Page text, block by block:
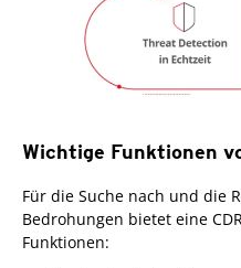
Wichtige Funktionen
Für die Suche nach und die
Bedrohungen bietet eine
Funktionen: